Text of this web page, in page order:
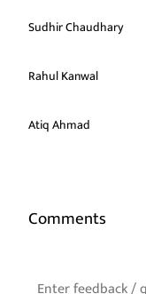
Sudhir Chaudhary
Rahul Kanwal
Atiq Ahmad
Comments